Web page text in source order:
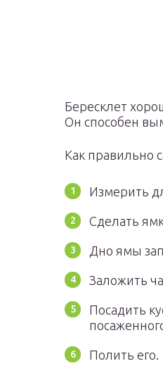
Бересклет
Он способен
Как правильно
Измерить
Сделать
Дно ямы
Заложить
Посадить
Полить его.